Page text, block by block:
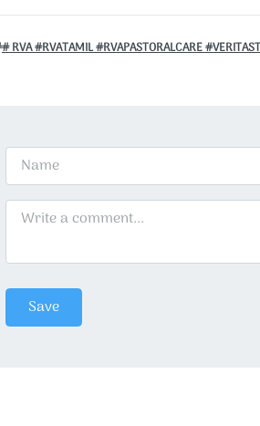
# RVA #RVATAMIL #RVAPASTORALCARE